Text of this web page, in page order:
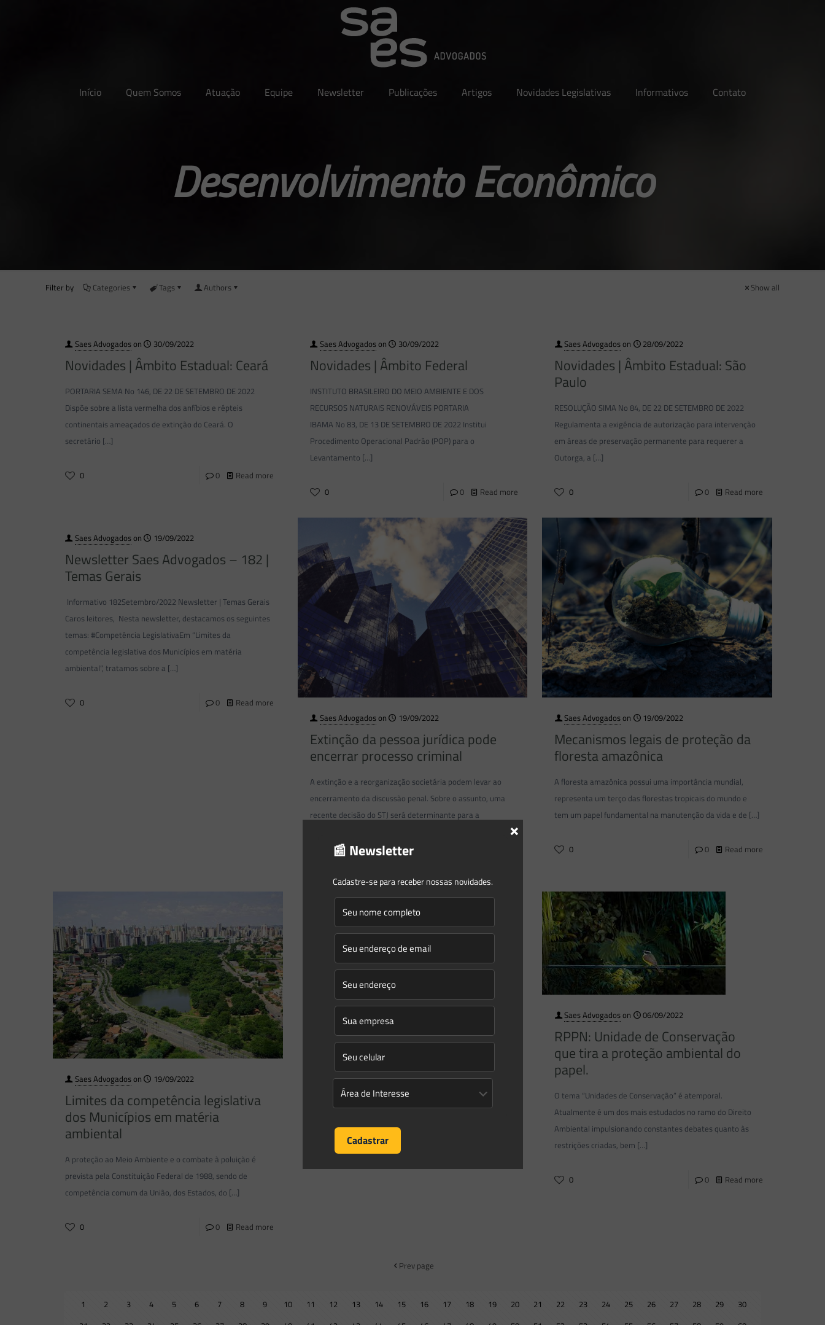
Início Quem Somos Atuação Equipe Newsletter Publicações Artigos Novidades Legislativas Informativos Contato
Desenvolvimento Econômico
Filter by Categories Tags Authors Show all
Saes Advogadoson 30/09/2022
Novidades | Âmbito Estadual: Ceará
PORTARIA SEMA No 146, DE 22 DE SETEMBRO DE 2022
Dispõe sobre a lista vermelha dos anfíbios e répteis
continentais ameaçados de extinção do Ceará. O
secretário […]
0 0 Read more
Saes Advogadoson 30/09/2022
Novidades | Âmbito Federal
INSTITUTO BRASILEIRO DO MEIO AMBIENTE E DOS
RECURSOS NATURAIS RENOVÁVEIS PORTARIA
IBAMA No 83, DE 13 DE SETEMBRO DE 2022 Institui
Procedimento Operacional Padrão (POP) para o
Levantamento […]
0 0 Read more
Saes Advogadoson 28/09/2022
Novidades | Âmbito Estadual: São
Paulo
RESOLUÇÃO SIMA No 84, DE 22 DE SETEMBRO DE 2022
Regulamenta a exigência de autorização para intervenção
em áreas de preservação permanente para requerer a
Outorga, a […]
0 0 Read more
Saes Advogadoson 19/09/2022
Newsletter Saes Advogados – 182 |
Temas Gerais
Informativo 182Setembro/2022 Newsletter | Temas Gerais
Caros leitores, Nesta newsletter, destacamos os seguintes
temas: #Competência LegislativaEm “Limites da
competência legislativa dos Municípios em matéria
ambiental”, tratamos sobre a […]
0 0
Read more
Saes Advogadoson 19/09/2022
Extinção da pessoa jurídica pode
encerrar processo criminal
A extinção e a reorganização societária podem levar ao
encerramento da discussão penal. Sobre o assunto, uma
recente decisão do STJ será determinante para a
Saes Advogadoson 19/09/2022
Mecanismos legais de proteção da
floresta amazônica
A floresta amazônica possui uma importância mundial,
representa um terço das florestas tropicais do mundo e
tem um papel fundamental na manutenção da vida e de […]
0 0 Read more
Saes Advogadoson 19/09/2022
Limites da competência legislativa
dos Municípios em matéria
ambiental
A proteção ao Meio Ambiente e o combate à poluição é
prevista pela Constituição Federal de 1988, sendo de
competência comum da União, dos Estados, do […]
0 0 Read more
Saes Advogadoson 12/09/2022
Novidades | Âmbito Estadual: São
mecanismo de cumprimento da Compensação Ambiental
por Supressão de Vegetação Nativa, intervenção em Área
de Preservação Permanente (APP)
Saes Advogadoson 06/09/2022
RPPN: Unidade de Conservação
que tira a proteção ambiental do
papel.
O tema “Unidades de Conservação” é atemporal.
Atualmente é um dos mais estudados no ramo do Direito
Ambiental impulsionando constantes debates quanto às
restrições criadas, bem […]
0 0 Read more
Prev page
1 2 3 4 5 6 7 8 9 10 11 12 13 14 15 16 17 18 19 20 21 22 23 24 25 26 27 28 29
30
📰 Newsletter
Cadastre-se para receber nossas novidades.
×